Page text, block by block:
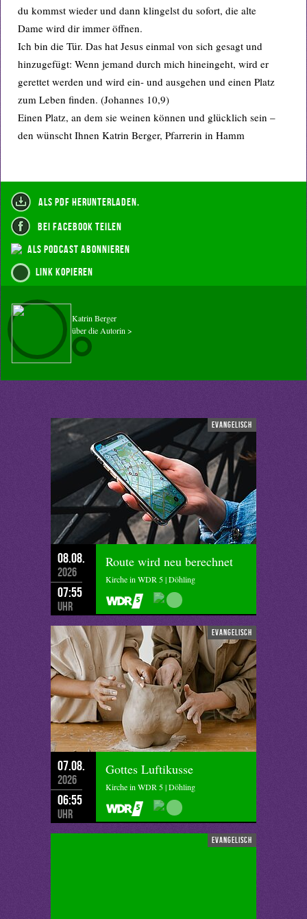
du kommst wieder und dann klingelst du sofort, die alte
Dame wird dir immer öffnen.
Ich bin die Tür. Das hat Jesus einmal von sich gesagt und
hinzugefügt: Wenn jemand durch mich hineingeht, wird er
gerettet werden und wird ein- und ausgehen und einen Platz
zum Leben finden. (Johannes 10,9)
Einen Platz, an dem sie weinen können und glücklich sein –
den wünscht Ihnen Katrin Berger, Pfarrerin in Hamm
als PDF herunterladen.
bei Facebook teilen
als Podcast abonnieren
Link kopieren
Katrin Berger
über die Autorin >
evangelisch
08.08.
2026
07:55
Uhr
Route wird neu berechnet
Kirche in WDR 5 | Döhling
evangelisch
07.08.
2026
06:55
Uhr
Gottes Luftikusse
Kirche in WDR 5 | Döhling
evangelisch